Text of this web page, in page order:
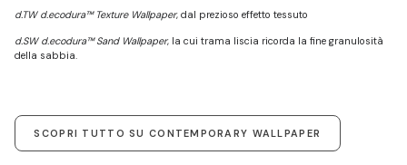
d.TW d.ecodura™ Texture Wallpaper, dal prezioso effetto tessuto
d.SW d.ecodura™ Sand Wallpaper, la cui trama liscia ricorda la fine granulosità
della sabbia.
SCOPRI TUTTO SU CONTEMPORARY WALLPAPER